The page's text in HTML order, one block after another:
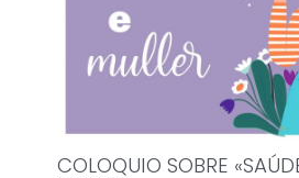
COLOQUIO SOBRE